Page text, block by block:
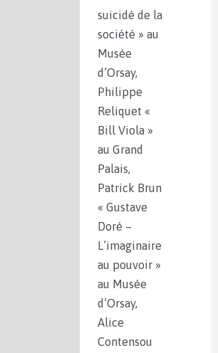
suicidé de la
société » au
Musée
d’Orsay,
Philippe
Reliquet «
Bill Viola »
au Grand
Palais,
Patrick Brun
« Gustave
Doré –
L’imaginaire
au pouvoir »
au Musée
d’Orsay,
Alice
Contensou